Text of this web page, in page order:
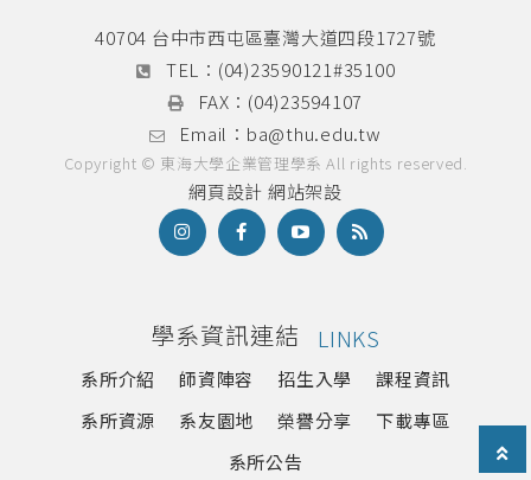
論文計畫書與學位論文口試專區
海外研習營
40704 台中市西屯區臺灣大道四段1727號
TEL： (04)23590121#35100
FAX： (04)23594107
Email： ba@thu.edu.tw
Copyright © 東海大學企業管理學系 All rights reserved.
網頁設計 網站架設
學系資訊連結 LINKS
系所介紹 師資陣容 招生入學
課程資訊
系所資源
系友園地 榮譽分享
下載專區
系所公告